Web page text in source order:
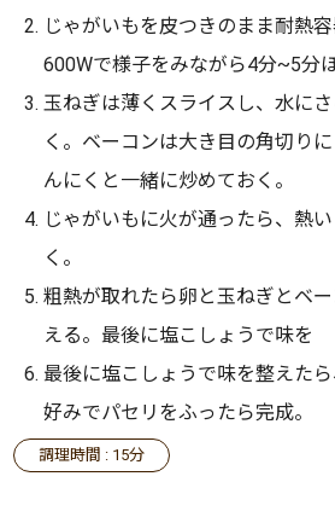
じゃがいもを皮つきのまま耐熱
600Wで様子をみながら4分~5分
玉ねぎは薄くスライスし、水に
く。ベーコンは大き目の角切り
んにくと一緒に炒めておく。
じゃがいもに火が通ったら、熱
く。
粗熱が取れたら卵と玉ねぎとベ
える。最後に塩こしょうで味を
最後に塩こしょうで味を整えた
好みでパセリをふったら完成。
調理時間 : 15分